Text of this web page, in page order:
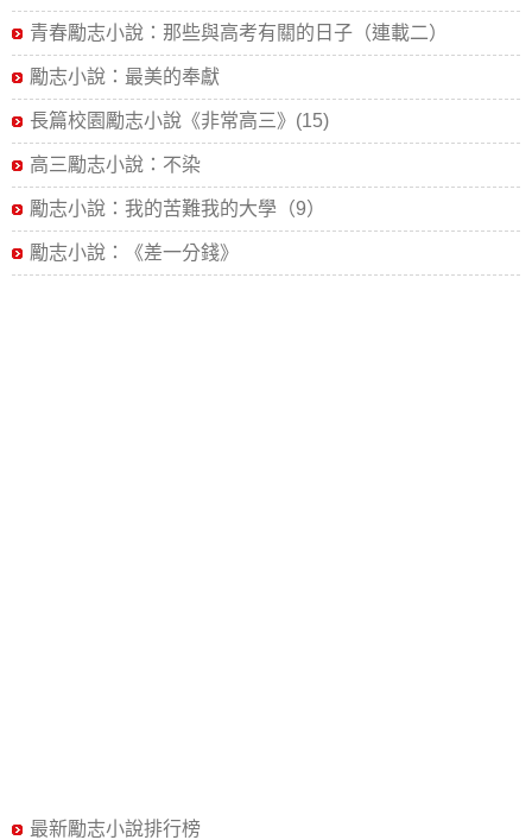
青春勵志小說：那些與高考有關的日子（連載二）
勵志小說：最美的奉獻
長篇校園勵志小說《非常高三》(15)
高三勵志小說：不染
勵志小說：我的苦難我的大學（9）
勵志小說：《差一分錢》
最新勵志小說排行榜